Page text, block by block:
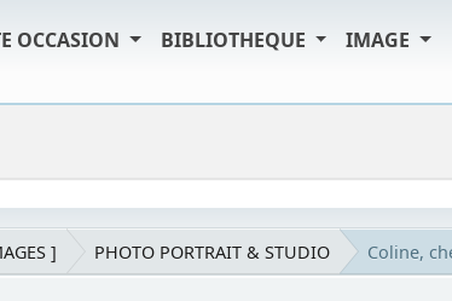
OCCASION BIBLIOTHEQUE IMAGE
] PHOTO PORTRAIT & STUDIO Coline,